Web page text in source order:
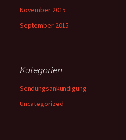
November 2015
September 2015
Kategorien
Sendungsankündigung
Uncategorized